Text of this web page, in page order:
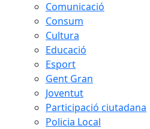
Comunicació
Consum
Cultura
Educació
Esport
Gent Gran
Joventut
Participació ciutadana
Policia Local